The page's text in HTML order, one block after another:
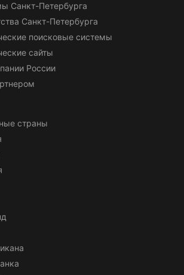
Санкт-Петербурга
Санкт-Петербурга
поисковые системы
сайты
России
страны